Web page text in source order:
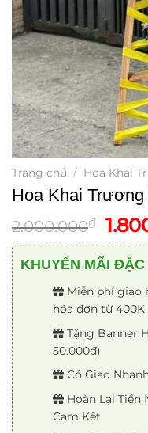
Trang chủ / Hoa Khai
Hoa Khai Trương
2.000.000₫
Giá
gốc
là:
KHUYẾN MÃI ĐẶC
Miễn phí giao
hóa đơn từ
Tặng Banner
50.000đ)
Có Giao
Hoàn Lại Tiền
Cam Kết